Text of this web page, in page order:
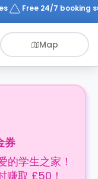
Free 24/7 booking
Map
券
的学生之家！
赚取 £50！